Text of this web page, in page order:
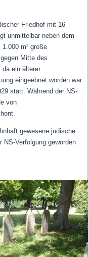
Friedhof mit 16
unmittelbar neben dem
m² große
Mitte des
da ein älterer
eingeebnet worden war.
statt. Während der NS-
von
gewesene jüdische
NS-Verfolgung geworden